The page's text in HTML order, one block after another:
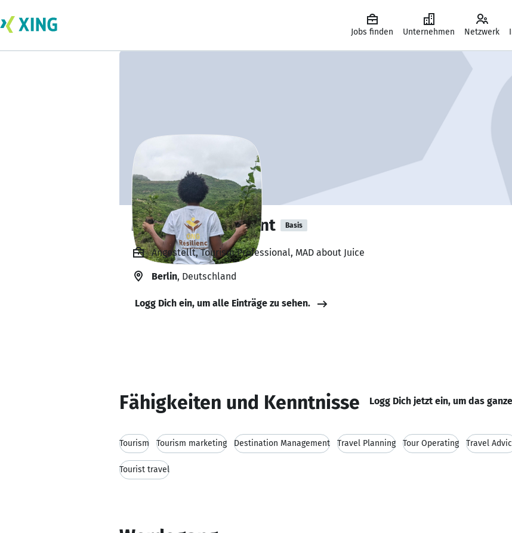
Jobs finden Unternehmen Netzwerk
Mada Recrutement Basis
Angestellt, Tourism Professional, MAD about Juice
Berlin, Deutschland
Logg Dich ein, um alle Einträge zu sehen.
Fähigkeiten und Kenntnisse Logg Dich jetzt ein, um das
Tourism Tourism marketing Destination Management Travel Planning Tour Operating Travel
Tourist travel